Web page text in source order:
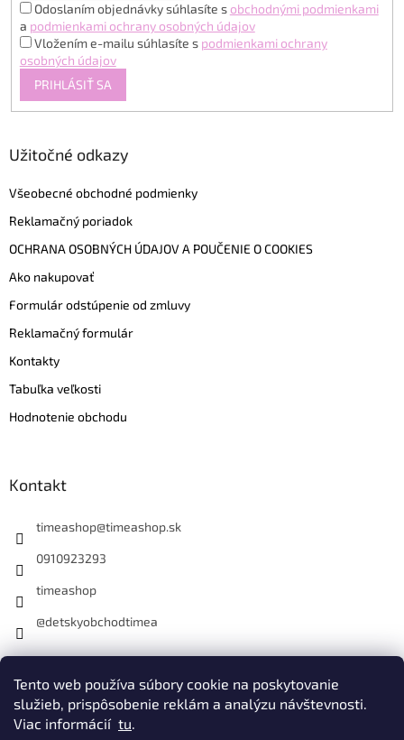
Tento web používa súbory cookie na poskytovanie
služieb, prispôsobenie reklám a analýzu návštevnosti.
Viac informácií tu.
Odoslaním objednávky súhlasíte s obchodnými podmienkami
a podmienkami ochrany osobných údajov
Vložením e-mailu súhlasíte s podmienkami ochrany
osobných údajov
PRIHLÁSIŤ SA
Užitočné odkazy
Všeobecné obchodné podmienky
Reklamačný poriadok
OCHRANA OSOBNÝCH ÚDAJOV A POUČENIE O COOKIES
Ako nakupovať
Formulár odstúpenie od zmluvy
Reklamačný formulár
Kontakty
Tabuľka veľkosti
Hodnotenie obchodu
Kontakt
timeashop@timeashop.sk
0910923293
timeashop
@detskyobchodtimea
Instagram